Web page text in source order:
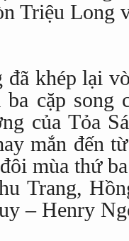
Triệu Long
khép lại
cặp song
của Tỏa
mắn đến
mùa thứ
Trang,
– Henry